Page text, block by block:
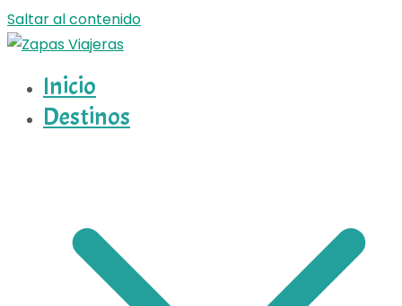
Saltar al contenido
Zapas Viajeras
Zapas Viajeras viajes y escapadas pa que te copies
Inicio
Destinos